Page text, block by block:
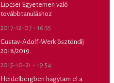
Lipcsei Egyetemen való
továbbtanuláshoz
2017-12-07 - 16:55
Gustav-Adolf-Werk ösztöndíj
2018/2019
2015-10-21 - 19:54
Heidelbergben hagytam el a